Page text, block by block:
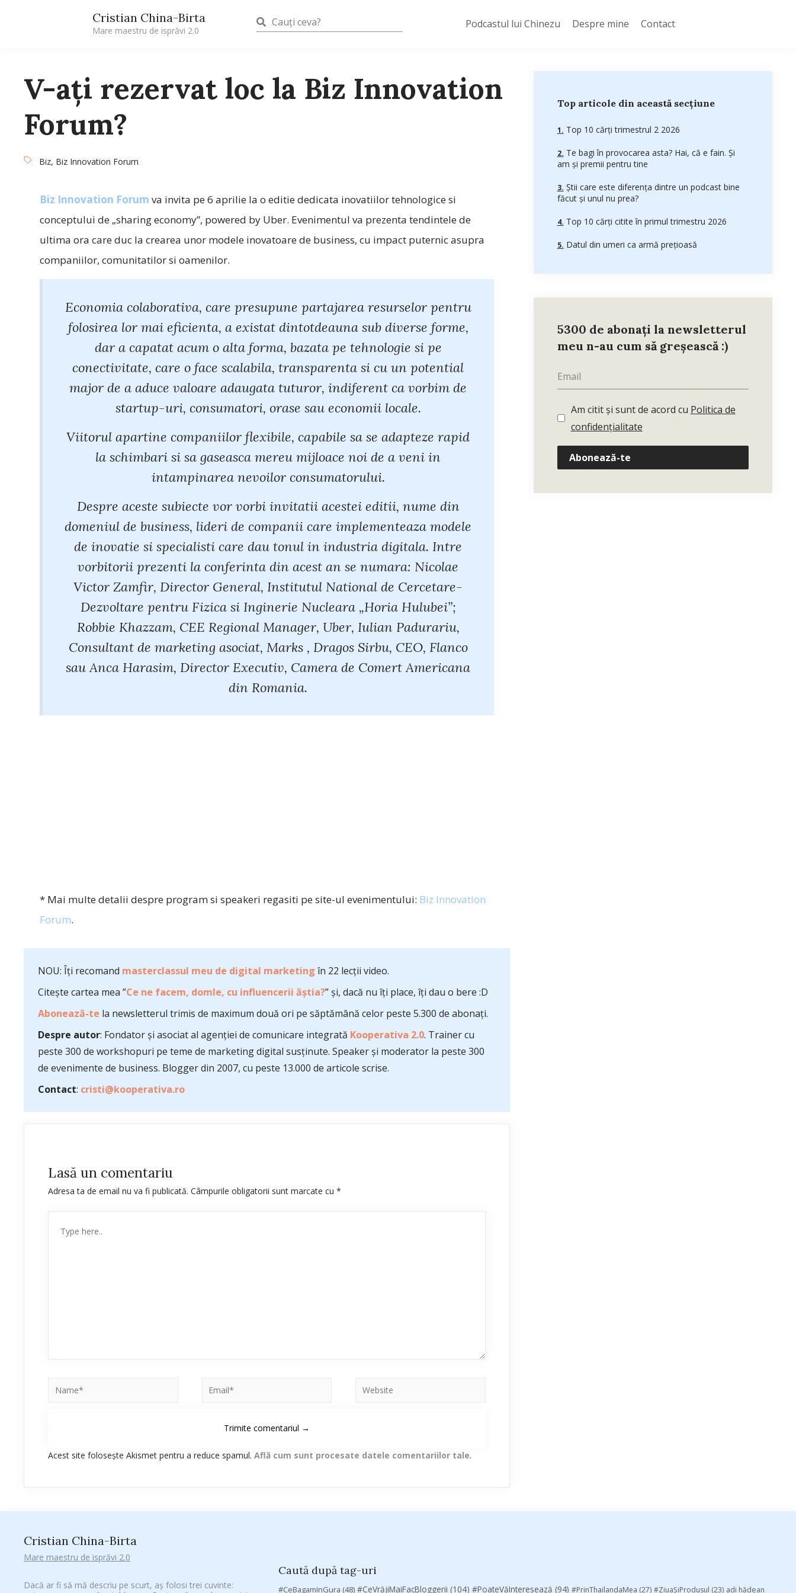
Cristian China-Birta
Mare maestru de isprăvi 2.0
Podcastul lui Chinezu Despre mine Contact
V-ați rezervat loc la Biz Innovation
Forum?
Biz, Biz Innovation Forum
Biz Innovation Forum va invita pe 6 aprilie la o editie dedicata inovatiilor tehnologice si
conceptului de „sharing economy”, powered by Uber. Evenimentul va prezenta tendintele de
ultima ora care duc la crearea unor modele inovatoare de business, cu impact puternic asupra
companiilor, comunitatilor si oamenilor.
Economia colaborativa, care presupune partajarea resurselor pentru
folosirea lor mai eficienta, a existat dintotdeauna sub diverse forme,
dar a capatat acum o alta forma, bazata pe tehnologie si pe
conectivitate, care o face scalabila, transparenta si cu un potential
major de a aduce valoare adaugata tuturor, indiferent ca vorbim de
startup-uri, consumatori, orase sau economii locale.
Viitorul apartine companiilor flexibile, capabile sa se adapteze rapid
la schimbari si sa gaseasca mereu mijloace noi de a veni in
intampinarea nevoilor consumatorului.
Despre aceste subiecte vor vorbi invitatii acestei editii, nume din
domeniul de business, lideri de companii care implementeaza modele
de inovatie si specialisti care dau tonul in industria digitala. Intre
vorbitorii prezenti la conferinta din acest an se numara: Nicolae
Victor Zamfir, Director General, Institutul National de Cercetare-
Dezvoltare pentru Fizica si Inginerie Nucleara „Horia Hulubei”;
Robbie Khazzam, CEE Regional Manager, Uber, Iulian Padurariu,
Consultant de marketing asociat, Marks , Dragos Sirbu, CEO, Flanco
sau Anca Harasim, Director Executiv, Camera de Comert Americana
din Romania.
* Mai multe detalii despre program si speakeri regasiti pe site-ul evenimentului: Biz Innovation
Forum.
NOU: Îți recomand masterclassul meu de digital marketing în 22 lecții video.
Citește cartea mea ”Ce ne facem, domle, cu influencerii ăștia?” și, dacă nu îți place, îți dau o bere :D
Abonează-te la newsletterul trimis de maximum două ori pe săptămână celor peste 5.300 de abonați.
Despre autor: Fondator și asociat al agenției de comunicare integrată Kooperativa 2.0. Trainer cu
peste 300 de workshopuri pe teme de marketing digital susținute. Speaker și moderator la peste 300
de evenimente de business. Blogger din 2007, cu peste 13.000 de articole scrise.
Contact: cristi@kooperativa.ro
Lasă un comentariu
Adresa ta de email nu va fi publicată. Câmpurile obligatorii sunt marcate cu *
Acest site folosește Akismet pentru a reduce spamul. Află cum sunt procesate datele comentariilor tale.
Top articole din această secțiune
Top 10 cărți trimestrul 2 2026
Te bagi în provocarea asta? Hai, că e fain. Și
am și premii pentru tine
Știi care este diferența dintre un podcast bine
făcut și unul nu prea?
Top 10 cărți citite în primul trimestru 2026
Datul din umeri ca armă prețioasă
5300 de abonați la newsletterul
meu n-au cum să greșească :)
Am citit și sunt de acord cu Politica de
confidențialitate
Abonează-te
Cristian China-Birta
Mare maestru de isprăvi 2.0
Dacă ar fi să mă descriu pe scurt, aș folosi trei cuvinte:
Caută după tag-uri
#CeBagamInGura (48) #CeVrăjiMaiFacBloggerii (104) #PoateVăInteresează (94) #PrinThailandaMea (27) #ZiuaȘiProdusul (23) adi hădean